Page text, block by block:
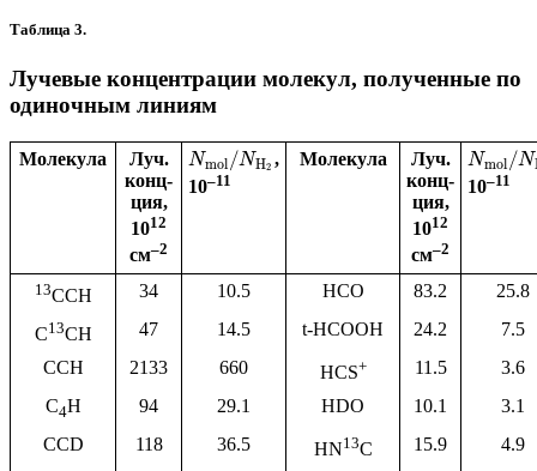
Таблица 3.
Лучевые концентрации молекул, полученные по
одиночным линиям
Молекула
Луч.
конц-
ция,
1012
см–2
Nmol /NH2 ,
10–11
Молекула
Луч.
конц-
ция,
1012
см–2
Nmol /N
10–11
13CCH 34 10.5 HCO 83.2 25.8
C13CH 47 14.5 t-HCOOH 24.2
7.5
CCH
2133 660 HCS+ 11.5
3.6
C4H 94 29.1 HDO 10.1
3.1
CCD
118 36.5 HN13C 15.9
4.9